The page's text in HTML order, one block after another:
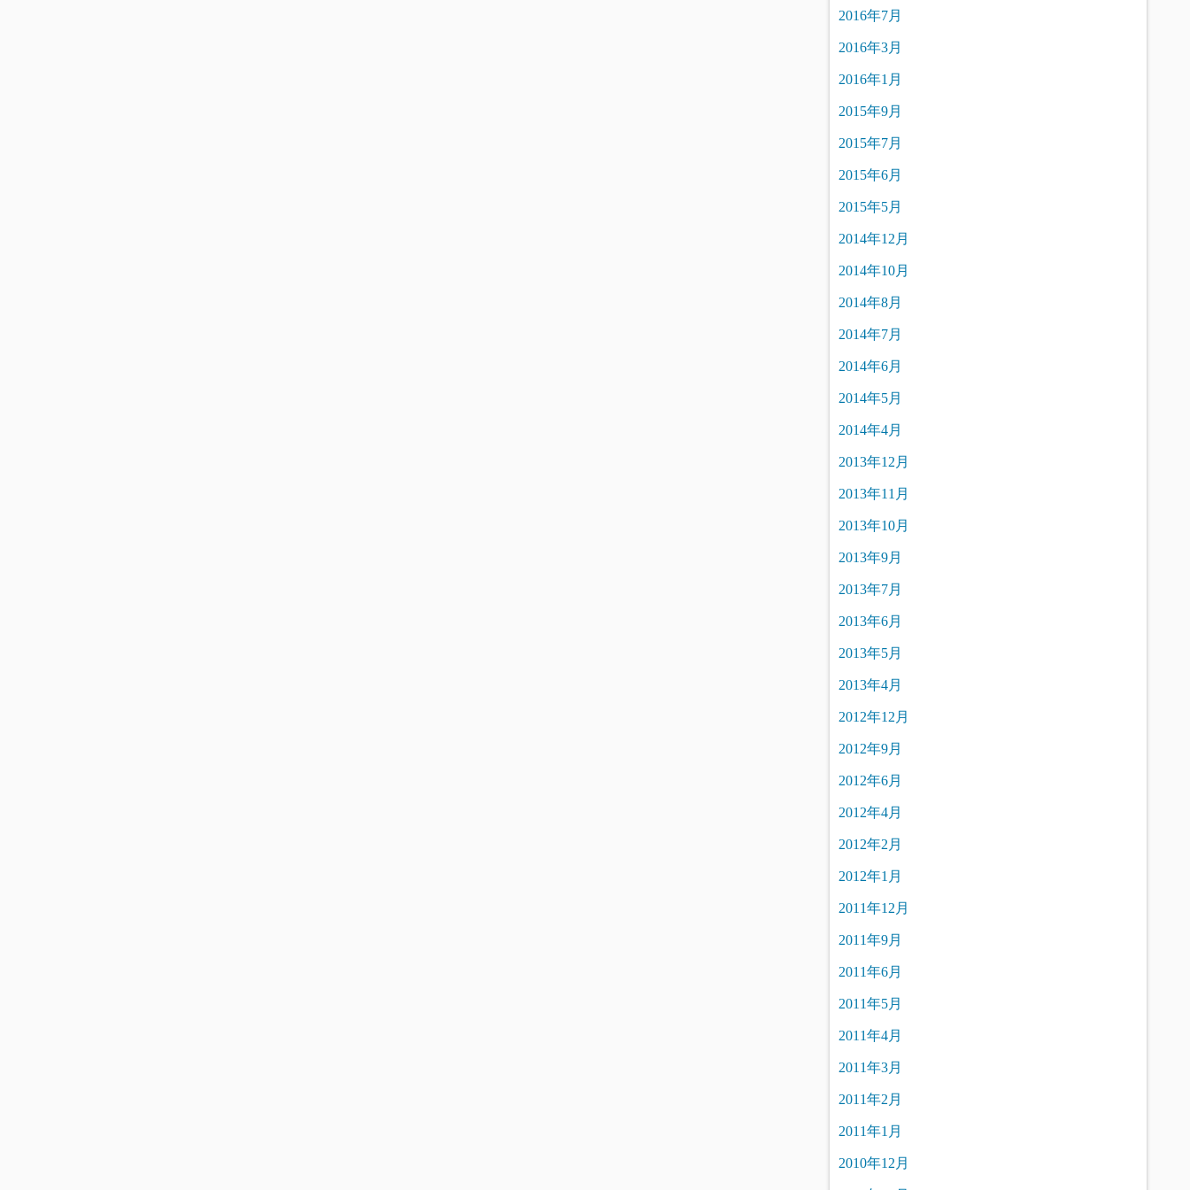
2016年7月
2016年3月
2016年1月
2015年9月
2015年7月
2015年6月
2015年5月
2014年12月
2014年10月
2014年8月
2014年7月
2014年6月
2014年5月
2014年4月
2013年12月
2013年11月
2013年10月
2013年9月
2013年7月
2013年6月
2013年5月
2013年4月
2012年12月
2012年9月
2012年6月
2012年4月
2012年2月
2012年1月
2011年12月
2011年9月
2011年6月
2011年5月
2011年4月
2011年3月
2011年2月
2011年1月
2010年12月